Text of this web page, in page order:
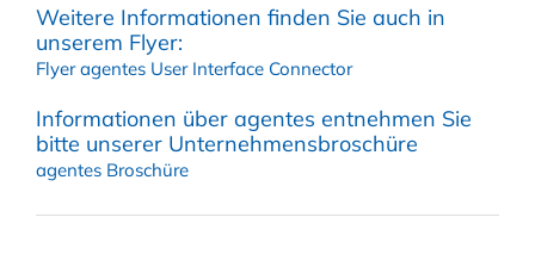
Weitere Informationen finden Sie auch in
unserem Flyer:
Flyer agentes User Interface Connector
Informationen über agentes entnehmen Sie
bitte unserer Unternehmensbroschüre
agentes Broschüre